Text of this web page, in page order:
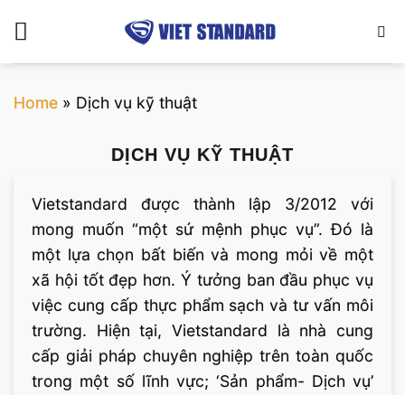
qua
nội
Home » Dịch vụ kỹ thuật
DỊCH VỤ KỸ THUẬT
Vietstandard được thành lập 3/2012 với
mong muốn “một sứ mệnh phục vụ”. Đó là
một lựa chọn bất biến và mong mỏi về một
xã hội tốt đẹp hơn. Ý tưởng ban đầu phục vụ
việc cung cấp thực phẩm sạch và tư vấn môi
trường. Hiện tại, Vietstandard là nhà cung
cấp giải pháp chuyên nghiệp trên toàn quốc
trong một số lĩnh vực; ‘Sản phẩm- Dịch vụ’